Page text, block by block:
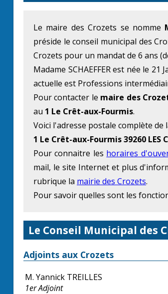
Le maire des Crozets se nomme
préside le conseil municipal des
Crozets pour un mandat de 6 ans
Madame SCHAEFFER est née le
actuelle est Professions
Pour contacter le maire des
au 1 Le Crêt-aux-Fourmis.
Voici l'adresse postale complète
1 Le Crêt-aux-Fourmis 39260 LES
Pour connaitre les horaires
mail, le site Internet et plus
rubrique la mairie des Crozets.
Pour savoir quelles sont les
Le Conseil Municipal des
Adjoints aux Crozets
M. Yannick TREILLES
1er Adjoint